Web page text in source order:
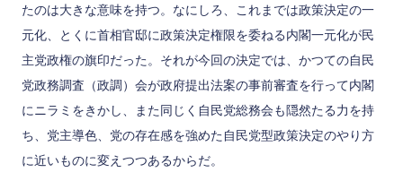
たのは大きな意味を持つ。なにしろ、これまでは政策決定の一
元化、とくに首相官邸に政策決定権限を委ねる内閣一元化が民
主党政権の旗印だった。それが今回の決定では、かつての自民
党政務調査（政調）会が政府提出法案の事前審査を行って内閣
にニラミをきかし、また同じく自民党総務会も隠然たる力を持
ち、党主導色、党の存在感を強めた自民党型政策決定のやり方
に近いものに変えつつあるからだ。